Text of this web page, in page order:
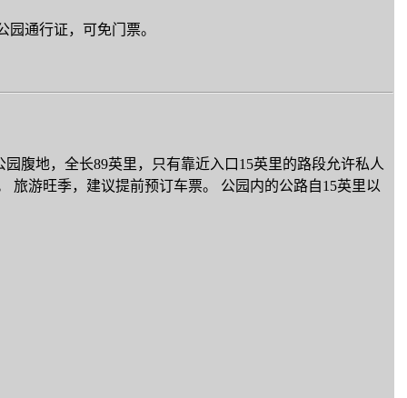
通行证，可免门票。
腹地，全长89英里，只有靠近入口15英里的路段允许私人
旅游旺季，建议提前预订车票。 公园内的公路自15英里以